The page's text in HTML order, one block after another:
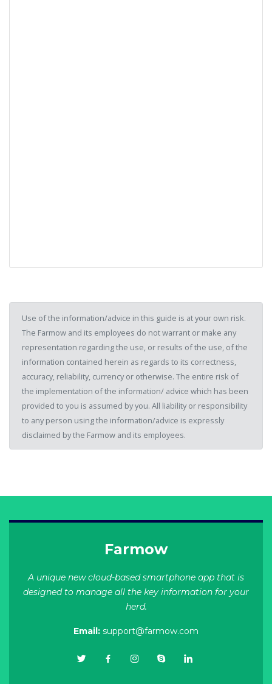
Use of the information/advice in this guide is at your own risk.
The Farmow and its employees do not warrant or make any
representation regarding the use, or results of the use, of the
information contained herein as regards to its correctness,
accuracy, reliability, currency or otherwise. The entire risk of
the implementation of the information/ advice which has been
provided to you is assumed by you. All liability or responsibility
to any person using the information/advice is expressly
disclaimed by the Farmow and its employees.
Farmow
A unique new cloud-based smartphone app that is
designed to manage all the key information for your
herd.
Email: support@farmow.com